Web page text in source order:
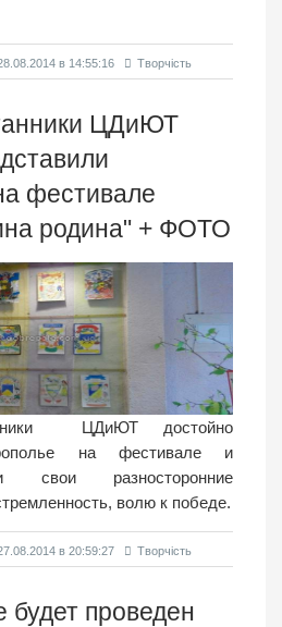
в 14:55:16 Творчість
ЦДиЮТ
фестивале
родина" + ФОТО
ЦДиЮТ достойно
на фестивале и
свои разносторонние
волю к победе.
в 20:59:27 Творчість
будет проведен